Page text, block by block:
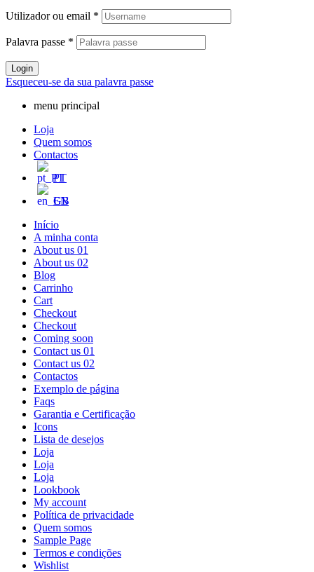
Utilizador ou email *
Palavra passe *
Login
Esqueceu-se da sua palavra passe
menu principal
Loja
Quem somos
Contactos
PT
EN
Início
A minha conta
About us 01
About us 02
Blog
Carrinho
Cart
Checkout
Checkout
Coming soon
Contact us 01
Contact us 02
Contactos
Exemplo de página
Faqs
Garantia e Certificação
Icons
Lista de desejos
Loja
Loja
Loja
Lookbook
My account
Política de privacidade
Quem somos
Sample Page
Termos e condições
Wishlist